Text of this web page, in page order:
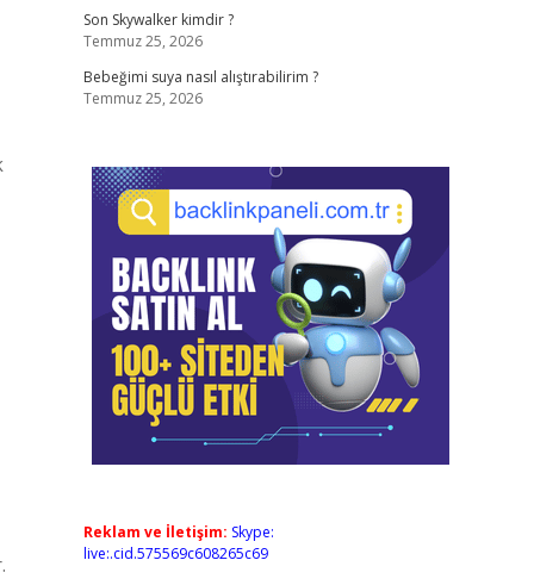
Son Skywalker kimdir ?
Temmuz 25, 2026
Bebeğimi suya nasıl alıştırabilirim ?
Temmuz 25, 2026
Reklam ve İletişim: Skype:
live:.cid.575569c608265c69